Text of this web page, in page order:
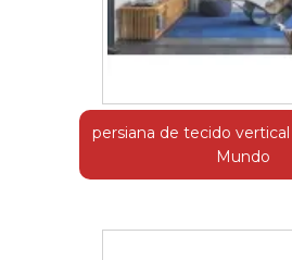
persiana de tecido
Mundo